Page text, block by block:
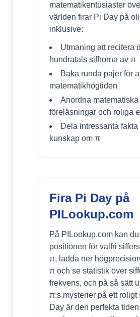
matematikentusiaster
världen firar Pi Day på
inklusive:
Utmaning att recitera
hundratals siffrorna av π
Baka runda pajer för
matematikhögtiden
Anordna matematiska
föreläsningar och roliga
Dela intressanta fakta
kunskap om π
Fira Pi Day på
PILookup.com
På PILookup.com kan
positionen för valfri
π, ladda ner
π och se statistik över
frekvens, och på så sätt
π:s mysterier på ett roligt
Day är den perfekta